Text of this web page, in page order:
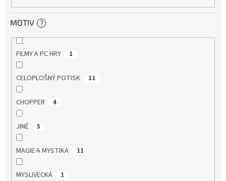
MOTIV ?
FILMY A PC HRY 1
CELOPLOŠNÝ POTISK 11
CHOPPER 4
JINÉ 5
MAGIE A MYSTIKA 11
MYSLIVECKÁ 1